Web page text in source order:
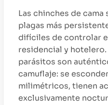
Las chinches de
plagas más
difíciles de controlar
residencial y
parásitos son
camuflaje: se
milimétricos, tienen
exclusivamente